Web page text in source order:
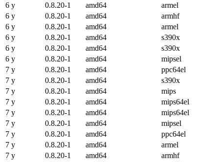
6 y
0.8.20-1 amd64
armel
6 y
0.8.20-1 amd64
armhf
6 y
0.8.20-1 amd64
armel
6 y
0.8.20-1 amd64
s390x
6 y
0.8.20-1 amd64
s390x
6 y
0.8.20-1 amd64
mipsel
7 y
0.8.20-1 amd64
ppc64el
7 y
0.8.20-1 amd64
s390x
7 y
0.8.20-1 amd64
mips
7 y
0.8.20-1 amd64
mips64el
7 y
0.8.20-1 amd64
mips64el
7 y
0.8.20-1 amd64
mipsel
7 y
0.8.20-1 amd64
ppc64el
7 y
0.8.20-1 amd64
armel
7 y
0.8.20-1 amd64
armhf